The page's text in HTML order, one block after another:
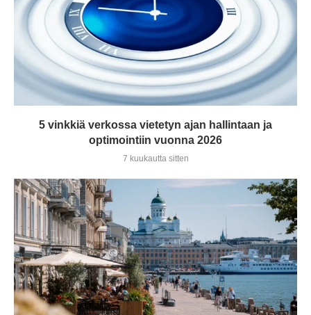
5 vinkkiä verkossa vietetyn ajan hallintaan ja
optimointiin vuonna 2026
7 kuukautta sitten